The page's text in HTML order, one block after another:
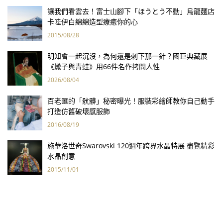
讓我們看雲去！富士山腳下「ほうとう不動」烏龍麵店
卡哇伊白綿綿造型療癒你的心
2015/08/28
明知會一起沉沒，為何還是刺下那一針？國巨典藏展
《蠍子與青蛙》用66件名作拷問人性
2026/08/04
百老匯的「骯髒」秘密曝光！服裝彩繪師教你自己動手
打造仿舊破壞感服飾
2016/08/19
施華洛世奇Swarovski 120週年跨界水晶特展 盡覽精彩
水晶創意
2015/11/01